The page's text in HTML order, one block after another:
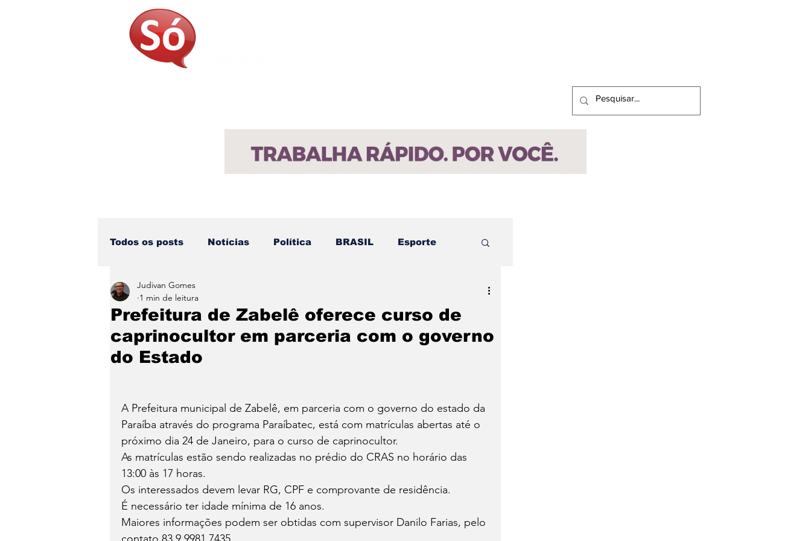
Todos os posts Notícias Política BRASIL Esporte
Entretenimento
Prefeitura de Zabelê oferece curso de
caprinocultor em parceria com o governo
do Estado
Judivan Gomes
1 min de leitura
A Prefeitura municipal de Zabelê, em parceria com o governo do estado da
Paraíba através do programa Paraíbatec, está com matrículas abertas até o
próximo dia 24 de Janeiro, para o curso de caprinocultor.
As matrículas estão sendo realizadas no prédio do CRAS no horário das
13:00 às 17 horas.
Os interessados devem levar RG, CPF e comprovante de residência.
É necessário ter idade mínima de 16 anos.
Maiores informações podem ser obtidas com supervisor Danilo Farias, pelo